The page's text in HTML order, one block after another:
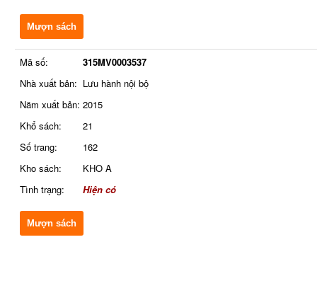
Mượn sách
Mã số:
315MV0003537
Nhà xuất bản: Lưu hành nội bộ
Năm xuất bản: 2015
Khổ sách:
21
Số trang:
162
Kho sách:
KHO A
Tình trạng:
Hiện có
Mượn sách